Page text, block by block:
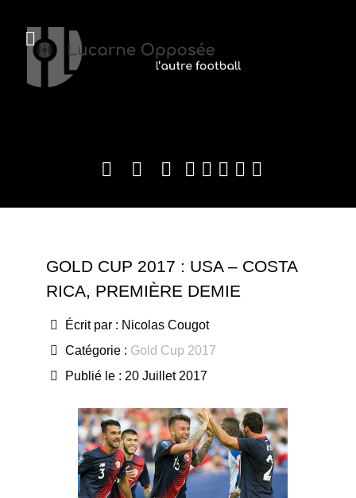
GOLD CUP 2017 : USA – COSTA
RICA, PREMIÈRE DEMIE
Écrit par : Nicolas Cougot
Catégorie : Gold Cup 2017
Publié le : 20 Juillet 2017